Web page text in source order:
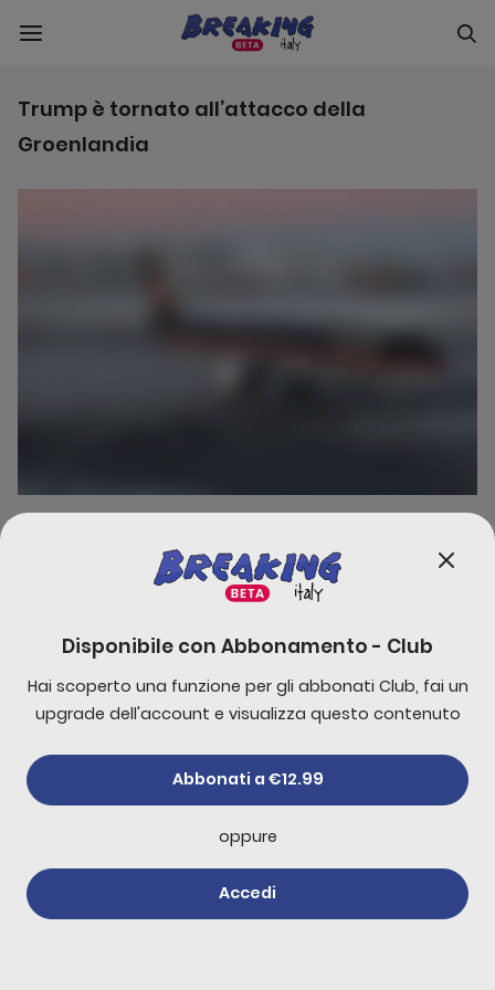
Trump è tornato all’attacco della
Groenlandia
vehicula ligula aptent dis amet consequat felis porttitor
ex condimentum metus senectus scelerisque
euismod himenaeos bibendum
Commenti0
Commenta per primo!
Altri di
Disponibile con Abbonamento - Club
Hai scoperto una funzione per gli abbonati Club, fai un
upgrade dell'account e visualizza questo contenuto
Abbonati a €12.99
oppure
Accedi